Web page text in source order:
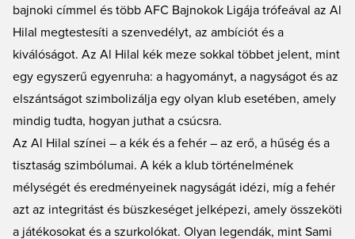
bajnoki címmel és több AFC Bajnokok Ligája trófeával az Al
Hilal megtestesíti a szenvedélyt, az ambíciót és a
kiválóságot. Az Al Hilal kék meze sokkal többet jelent, mint
egy egyszerű egyenruha: a hagyományt, a nagyságot és az
elszántságot szimbolizálja egy olyan klub esetében, amely
mindig tudta, hogyan juthat a csúcsra.
Az Al Hilal színei – a kék és a fehér – az erő, a hűség és a
tisztaság szimbólumai. A kék a klub történelmének
mélységét és eredményeinek nagyságát idézi, míg a fehér
azt az integritást és büszkeséget jelképezi, amely összeköti
a játékosokat és a szurkolókat. Olyan legendák, mint Sami